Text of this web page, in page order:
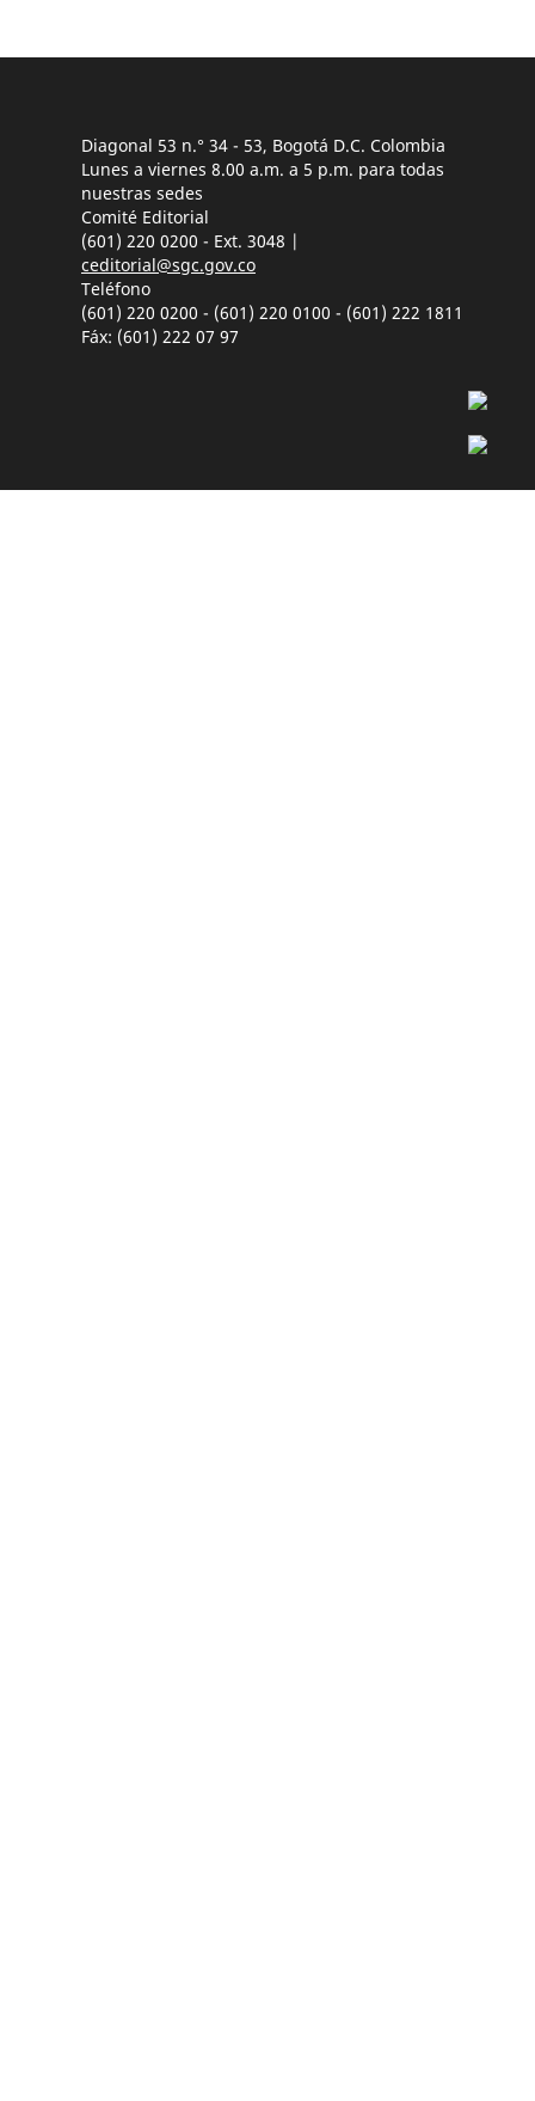
Diagonal 53 n.° 34 - 53, Bogotá D.C. Colombia
Lunes a viernes 8.00 a.m. a 5 p.m. para todas
nuestras sedes
Comité Editorial
(601) 220 0200 - Ext. 3048 |
ceditorial@sgc.gov.co
Teléfono
(601) 220 0200 - (601) 220 0100 - (601) 222 1811
Fáx: (601) 222 07 97